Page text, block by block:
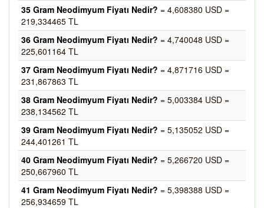
35 Gram Neodimyum Fiyatı Nedir? = 4,608380 USD =
219,334465 TL
36 Gram Neodimyum Fiyatı Nedir? = 4,740048 USD =
225,601164 TL
37 Gram Neodimyum Fiyatı Nedir? = 4,871716 USD =
231,867863 TL
38 Gram Neodimyum Fiyatı Nedir? = 5,003384 USD =
238,134562 TL
39 Gram Neodimyum Fiyatı Nedir? = 5,135052 USD =
244,401261 TL
40 Gram Neodimyum Fiyatı Nedir? = 5,266720 USD =
250,667960 TL
41 Gram Neodimyum Fiyatı Nedir? = 5,398388 USD =
256,934659 TL